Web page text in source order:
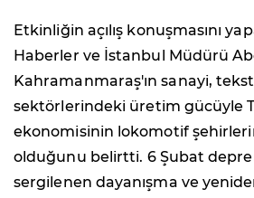
Etkinliğin açılış konuşmasını
Haberler ve İstanbul Müdürü
Kahramanmaraş'ın sanayi,
sektörlerindeki üretim gücüyle
ekonomisinin lokomotif
olduğunu belirtti. 6 Şubat
sergilenen dayanışma ve